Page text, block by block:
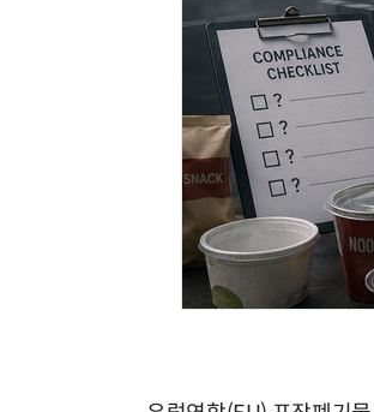
양자컴퓨팅 비즈니스·기술 입문 1-Day 워크샵 - 큐비트·양자 알고리듬·Qiskit 실습으로 이해하는 차세대